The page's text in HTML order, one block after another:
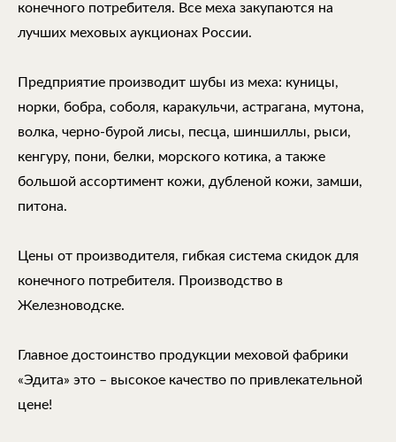
конечного потребителя. Все меха закупаются на
лучших меховых аукционах России.
Предприятие производит шубы из меха: куницы,
норки, бобра, соболя, каракульчи, астрагана, мутона,
волка, черно-бурой лисы, песца, шиншиллы, рыси,
кенгуру, пони, белки, морского котика, а также
большой ассортимент кожи, дубленой кожи, замши,
питона.
Цены от производителя, гибкая система скидок для
конечного потребителя. Производство в
Железноводске.
Главное достоинство продукции меховой фабрики
«Эдита» это – высокое качество по привлекательной
цене!